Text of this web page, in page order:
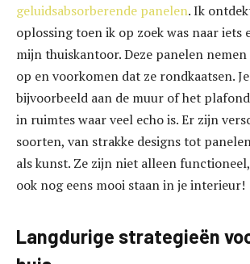
geluidsabsorberende panelen. Ik
oplossing toen ik op zoek was naar iets
mijn thuiskantoor. Deze panelen
op en voorkomen dat ze rondkaatsen.
bijvoorbeeld aan de muur of het
in ruimtes waar veel echo is. Er zijn
soorten, van strakke designs tot
als kunst. Ze zijn niet alleen
ook nog eens mooi staan in je interieur!
Langdurige strategieën